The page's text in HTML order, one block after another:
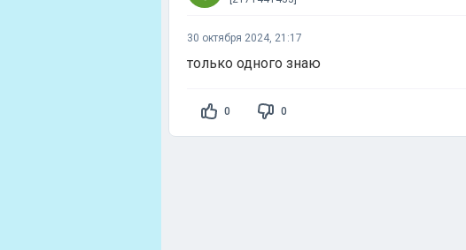
30 октября 2024, 21:17
только одного знаю
0 0